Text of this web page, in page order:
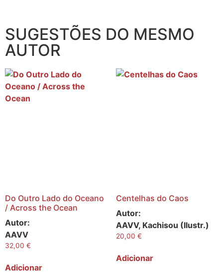
SUGESTÕES DO MESMO
AUTOR
Do Outro Lado do Oceano
/ Across the Ocean
Autor:
AAVV
32,00 €
Adicionar
Centelhas do Caos
Autor:
AAVV, Kachisou (Ilustr.)
20,00 €
Adicionar